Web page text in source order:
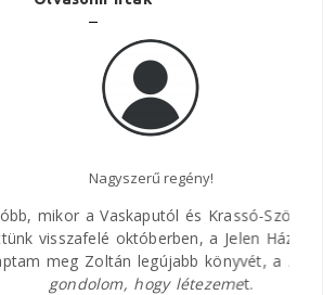
Nagyszerű regény!
a Vaskaputól és Krassó-Szörényből
októberben, a Jelen Házban
Zoltán legújabb könyvét, aMíg
gondolom, hogy létezemet.